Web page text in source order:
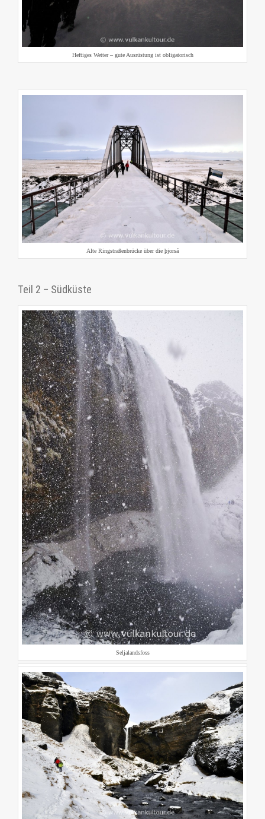
Heftiges Wetter – gute Ausrüstung ist obligatorisch
Alte Ringstraßenbrücke über die þjorsá
Teil 2 – Südküste
Seljalandsfoss